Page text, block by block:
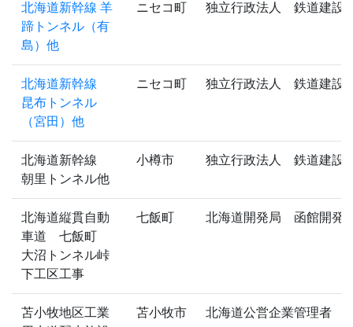
北海道新幹線 羊
蹄トンネル（有
島）他
ニセコ町 独立行政法人 鉄道建設
北海道新幹線
昆布トンネル
（宮田）他
ニセコ町 独立行政法人 鉄道建設
北海道新幹線
朝里トンネル他
小樽市 独立行政法人 鉄道建設
北海道縦貫自動
車道 七飯町
大沼トンネル峠
下工区工事
七飯町 北海道開発局 函館開発
苫小牧地区工業
苫小牧市 北海道公営企業管理者